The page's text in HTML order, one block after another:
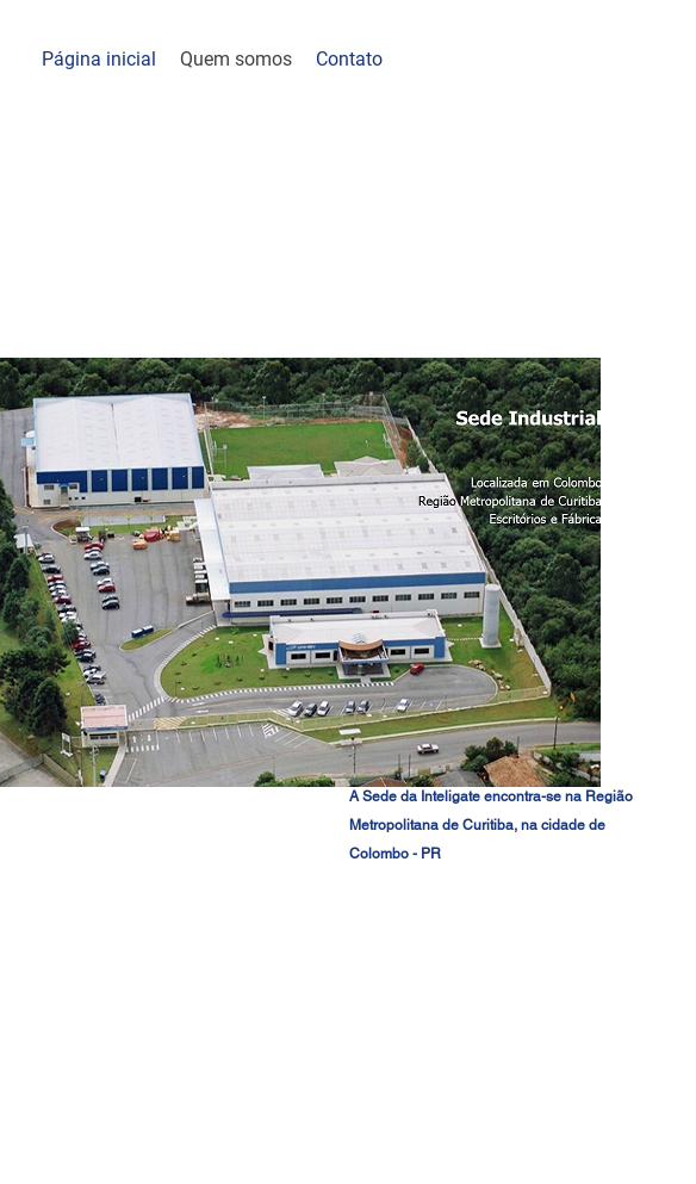
Página inicial Quem somos Contato
A Sede da Inteligate encontra-se na Região
Metropolitana de Curitiba, na cidade de
Colombo - PR